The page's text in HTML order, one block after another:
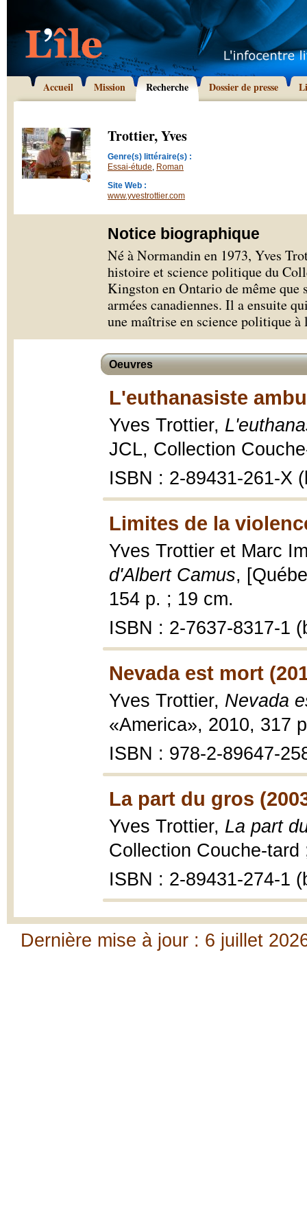
Accueil Mission Recherche Dossier de presse
Trottier, Yves
Genre(s) littéraire(s) :
Essai-étude, Roman
Site Web :
www.yvestrottier.com
Notice biographique
Né à Normandin en 1973, Yves
histoire et science politique du
Kingston en Ontario de même que
armées canadiennes. Il a ensuite
une maîtrise en science politique à
Oeuvres
L'euthanasiste
Yves Trottier,
JCL, Collection
ISBN : 2-89431-261-X
Limites de la
Yves Trottier et Marc
d'Albert Camus,
154 p. ; 19 cm.
ISBN : 2-7637-8317-1
Nevada est mort
Yves Trottier, Nevada
«America», 2010, 317
ISBN : 978-2-89647-
La part du gros
Yves Trottier, La part
Collection Couche-
ISBN : 2-89431-274-1
Dernière mise à jour : 6 juillet